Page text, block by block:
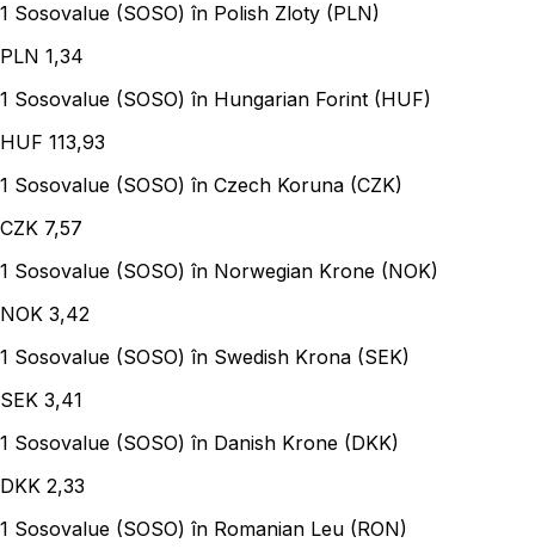
1 Sosovalue (SOSO) în Polish Zloty (PLN)
PLN 1,34
1 Sosovalue (SOSO) în Hungarian Forint (HUF)
HUF 113,93
1 Sosovalue (SOSO) în Czech Koruna (CZK)
CZK 7,57
1 Sosovalue (SOSO) în Norwegian Krone (NOK)
NOK 3,42
1 Sosovalue (SOSO) în Swedish Krona (SEK)
SEK 3,41
1 Sosovalue (SOSO) în Danish Krone (DKK)
DKK 2,33
1 Sosovalue (SOSO) în Romanian Leu (RON)